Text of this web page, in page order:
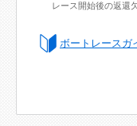
レース開始後の返還
ボートレースガ